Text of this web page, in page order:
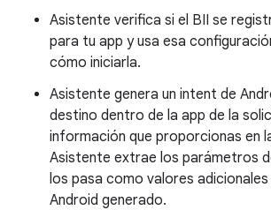
Asistente verifica si el BII se
para tu app y usa esa
cómo iniciarla.
Asistente genera un intent de
destino dentro de la app de la
información que proporcionas en
Asistente extrae los parámetros
los pasa como valores
Android generado.